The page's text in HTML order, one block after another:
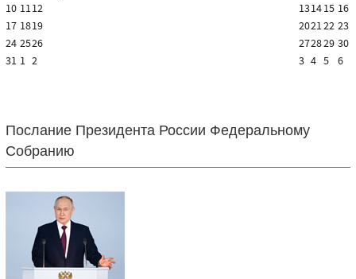
10 1112 131415 16
17 1819 202122 23
24 2526 272829 30
31 1 2 3 4 5 6
Послание Президента России Федеральному
Собранию